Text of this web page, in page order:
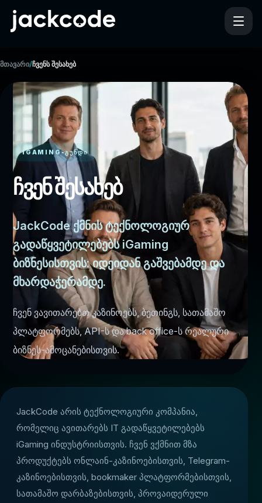
მთავარი/ჩვენს შესახებ
IGAMING-ᲒᲣᲜᲓᲘ
ჩვენ შესახებ
JackCode ქმნის ტექნოლოგიურ
გადაწყვეტილებებს iGaming
ბიზნესისთვის: იდეიდან გაშვებამდე და
მხარდაჭერამდე.
ჩვენ ვავითარებთ კაზინოებს, ბეთინგს, სათამაშო
პლატფორმებს, API-ს და back office-ს რეალური
ბიზნეს-ამოცანებისთვის.
JackCode არის ტექნოლოგიური კომპანია,
რომელიც ავითარებს IT გადაწყვეტილებებს
iGaming ინდუსტრიისთვის. ჩვენ ვქმნით მზა
პროდუქტებს ონლაინ-კაზინოებისთვის, Telegram-
კაზინოებისთვის, bookmaker პლატფორმებისთვის,
სათამაშო დარბაზებისთვის, პროვაიდერული